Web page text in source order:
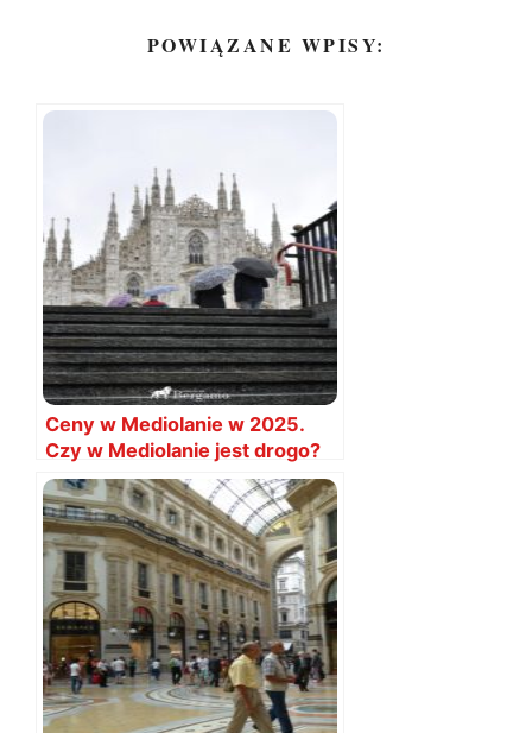
POWIĄZANE WPISY:
Ceny w Mediolanie w 2025.
Czy w Mediolanie jest drogo?